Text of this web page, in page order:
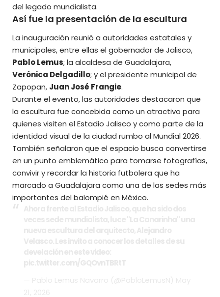
del legado mundialista.
Así fue la presentación de la escultura
La inauguración reunió a autoridades estatales y
municipales, entre ellas elgobernador de Jalisco,
Pablo Lemus; la alcaldesa de Guadalajara,
Verónica Delgadillo; y el presidente municipal de
Zapopan, Juan José Frangie.
Durante el evento, las autoridades destacaron que
la escultura fue concebida como un atractivo para
quienes visiten el Estadio Jalisco y como parte de la
identidad visual de la ciudad rumbo al Mundial 2026.
También señalaron que el espacio busca convertirse
en un punto emblemático para tomarse fotografías,
convivir y recordar la historia futbolera que ha
marcado a Guadalajara como una de las sedes más
importantes del balompié en México.